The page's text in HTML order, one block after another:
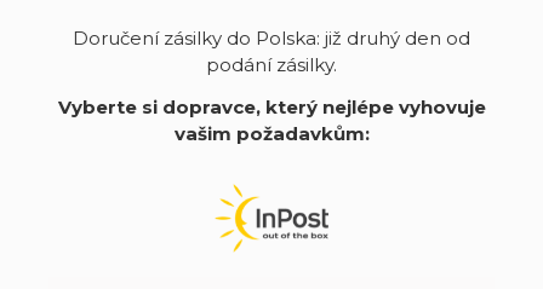
Doručení zásilky do Polska: již druhý den od
podání zásilky.
Vyberte si dopravce, který nejlépe vyhovuje
vašim požadavkům: